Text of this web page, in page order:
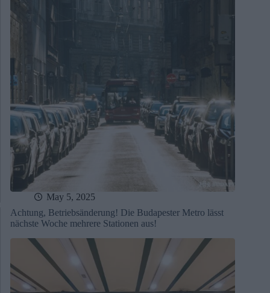
May 5, 2025
Achtung, Betriebsänderung! Die Budapester Metro lässt
nächste Woche mehrere Stationen aus!